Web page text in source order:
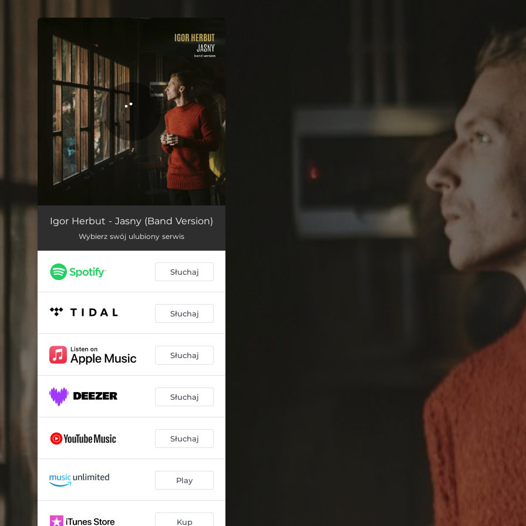
You're all set!
Jasny (Band Version) 06:06
Igor Herbut - Jasny (Band Version)
Wybierz swój ulubiony serwis
Słuchaj
Słuchaj
Słuchaj
Słuchaj
Słuchaj
Play
Kup